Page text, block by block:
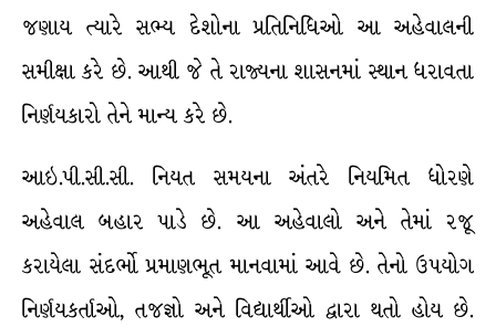
જણાય ત્યારે સભ્ય દેશોના પ્રતિનિધિઓ આ અહેવાલની
સમીક્ષા કરે છે. આથી જે તે રાજ્યના શાસનમાં સ્થાન ધરાવતા
નિર્ણયકારો તેને માન્ય કરે છે.
આઇ.પી.સી.સી. નિયત સમયના અંતરે નિયમિત ધોરણે
અહેવાલ બહાર પાડે છે. આ અહેવાલો અને તેમાં રજૂ
કરાયેલા સંદર્ભો પ્રમાણભૂત માનવામાં આવે છે. તેનો ઉપયોગ
નિર્ણયકર્તાઓ, તજજ્ઞો અને વિદ્યાર્થીઓ દ્વારા થતો હોય છે.